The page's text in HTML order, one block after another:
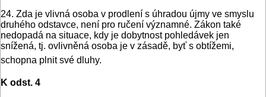
24. Zda je vlivná osoba v prodlení s úhradou újmy ve smyslu
druhého odstavce, není pro ručení významné. Zákon také
nedopadá na situace, kdy je dobytnost pohledávek jen
snížená, tj. ovlivněná osoba je v zásadě, byť s obtížemi,
schopna plnit své dluhy.
K odst. 4